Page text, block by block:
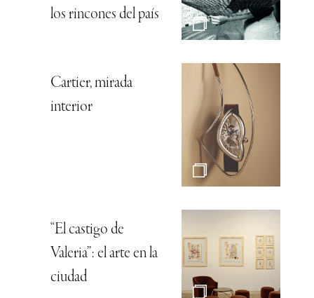
los rincones del país
Cartier, mirada
interior
“El castigo de
Valeria”: el arte en la
ciudad